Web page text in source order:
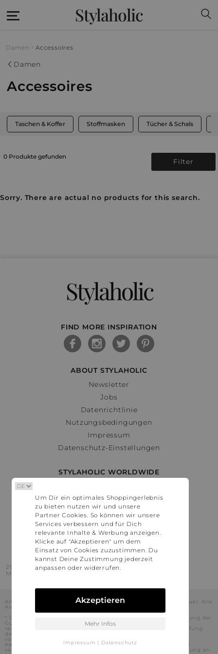
Stylaholic
Damen Accessoires
Damen
Accessoires
Taschen & Koffer Stoffmasken Tücher & Schals
0 Produkte gefunden
Filter
Sorry. There are actual no products for this search.
Stylaholic
FIND MORE INSPIRATION
ABOUT STYLAHOLIC
Newsletter
Jobs
Datenrichtlinie
Nutzungsbedingungen
Impressum
Datenschutz-Einstellungen
STYLAHOLIC WORLDWIDE
Österreich
Schweiz
France
United States
2016 - 2026 © Stylaholic.
Made for you with love in munich.
Alle Preise inkl. der jeweils geltenden gesetzlichen Mehrwertsteuer. Alle
Angaben ohne Gewähr.
* Die angezeigten Preise beinhalten Rabatte, die durch die Nutzung der
Gutschein-Codes auf den Seiten unserer Partner voraussichtlich
realisiert werden können. Stylaholic führt keine vollständige Prüfung
der Gutschein-Codes durch und es kann daher in Einzelfällen
vorkommen, dass die Gutscheine abweichend von unserem
Kenntnisstand bei dem jeweiligen Shop nicht oder nur teilweise
verwendet werden können. Darüber hinaus kann deren Verwendung an
Um Dir ein optimales Shoppingerlebnis
zu bieten nutzen wir und unsere
Partner Cookies. So können wir unsere
Services verbessern und für Dich
relevante Inhalte & Werbung anzeigen.
Klicke auf "Akzeptieren" um dem
Einsatz von Cookies zuzustimmen. Du
kannst Deine Zustimmung jederzeit
anpassen oder widerrufen.
Akzeptieren
Mehr Infos
Impressum | Datenschutz